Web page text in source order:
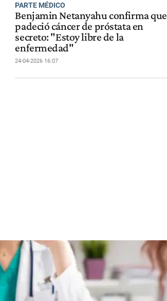
PARTE MÉDICO
Benjamin Netanyahu confirma que
padeció cáncer de próstata en
secreto: "Estoy libre de la
enfermedad"
24-04-2026 16:07